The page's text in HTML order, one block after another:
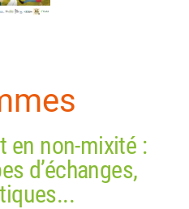
en non-mixité :
d’échanges,